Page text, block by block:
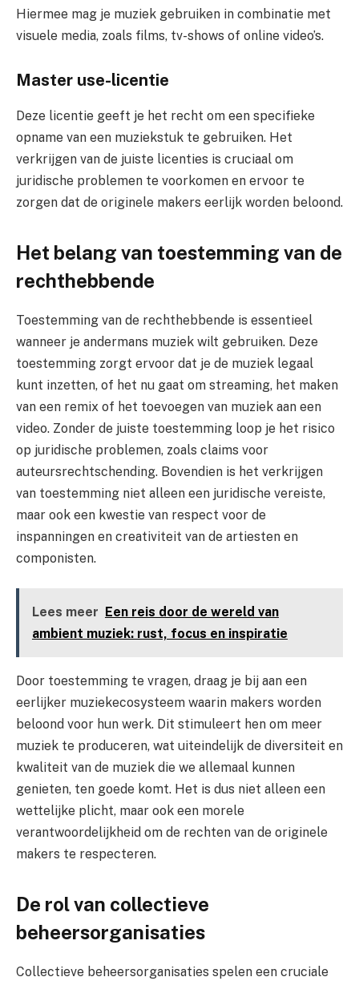
Hiermee mag je muziek gebruiken in combinatie met
visuele media, zoals films, tv-shows of online video’s.
Master use-licentie
Deze licentie geeft je het recht om een specifieke
opname van een muziekstuk te gebruiken. Het
verkrijgen van de juiste licenties is cruciaal om
juridische problemen te voorkomen en ervoor te
zorgen dat de originele makers eerlijk worden beloond.
Het belang van toestemming van de
rechthebbende
Toestemming van de rechthebbende is essentieel
wanneer je andermans muziek wilt gebruiken. Deze
toestemming zorgt ervoor dat je de muziek legaal
kunt inzetten, of het nu gaat om streaming, het maken
van een remix of het toevoegen van muziek aan een
video. Zonder de juiste toestemming loop je het risico
op juridische problemen, zoals claims voor
auteursrechtschending. Bovendien is het verkrijgen
van toestemming niet alleen een juridische vereiste,
maar ook een kwestie van respect voor de
inspanningen en creativiteit van de artiesten en
componisten.
Lees meer
Een reis door de wereld van
ambient muziek: rust, focus en inspiratie
Door toestemming te vragen, draag je bij aan een
eerlijker muziekecosysteem waarin makers worden
beloond voor hun werk. Dit stimuleert hen om meer
muziek te produceren, wat uiteindelijk de diversiteit en
kwaliteit van de muziek die we allemaal kunnen
genieten, ten goede komt. Het is dus niet alleen een
wettelijke plicht, maar ook een morele
verantwoordelijkheid om de rechten van de originele
makers te respecteren.
De rol van collectieve
beheersorganisaties
Collectieve beheersorganisaties spelen een cruciale